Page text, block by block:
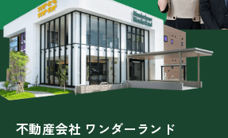
不動産会社 ワンダーランド